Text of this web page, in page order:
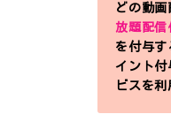
どの動
放題配
を付与
イント
ビスを